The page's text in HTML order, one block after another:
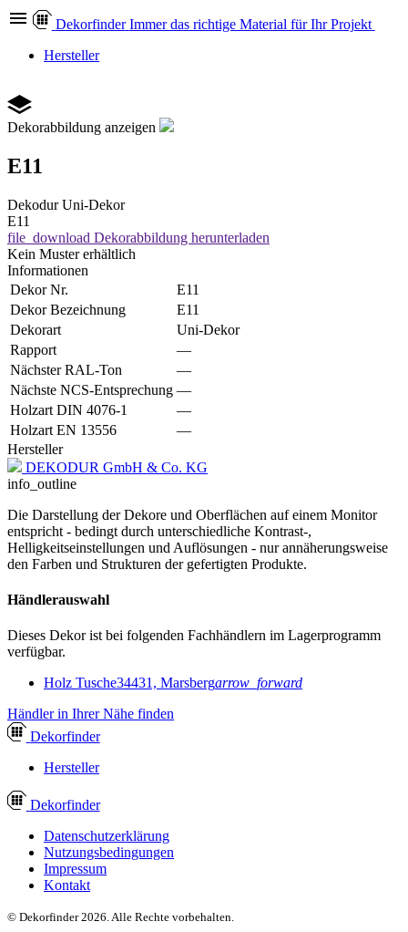
Dekorfinder Immer das richtige Material für Ihr Projekt
Hersteller
Dekorabbildung anzeigen
E11
Dekodur Uni-Dekor
E11
file_download Dekorabbildung herunterladen
Kein Muster erhältlich
Informationen
Dekor Nr.
E11
Dekor Bezeichnung
E11
Dekorart
Uni-Dekor
Rapport
—
Nächster RAL-Ton
—
Nächste NCS-Entsprechung —
Holzart DIN 4076-1
—
Holzart EN 13556
—
Hersteller
DEKODUR GmbH & Co. KG
info_outline
Die Darstellung der Dekore und Oberflächen auf einem Monitor
entspricht - bedingt durch unterschiedliche Kontrast-,
Helligkeitseinstellungen und Auflösungen - nur annäherungsweise
den Farben und Strukturen der gefertigten Produkte.
Händlerauswahl
Dieses Dekor ist bei folgenden Fachhändlern im Lagerprogramm
verfügbar.
Holz Tusche34431, Marsbergarrow_forward
Händler in Ihrer Nähe finden
Dekorfinder
Hersteller
Dekorfinder
Datenschutzerklärung
Nutzungsbedingungen
Impressum
Kontakt
© Dekorfinder 2026. Alle Rechte vorbehalten.